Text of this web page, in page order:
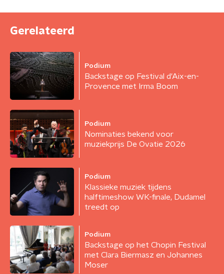
Gerelateerd
Podium
Backstage op Festival d'Aix-en-
Provence met Irma Boom
Podium
Nominaties bekend voor
muziekprijs De Ovatie 2026
Podium
Klassieke muziek tijdens
halftimeshow WK-finale, Dudamel
treedt op
Podium
Backstage op het Chopin Festival
met Clara Biermasz en Johannes
Moser